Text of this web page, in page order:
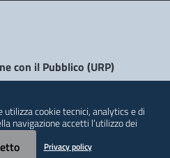
con il Pubblico (URP)
utilizza cookie tecnici, analytics e di
navigazione accetti l’utilizzo dei
Privacy policy